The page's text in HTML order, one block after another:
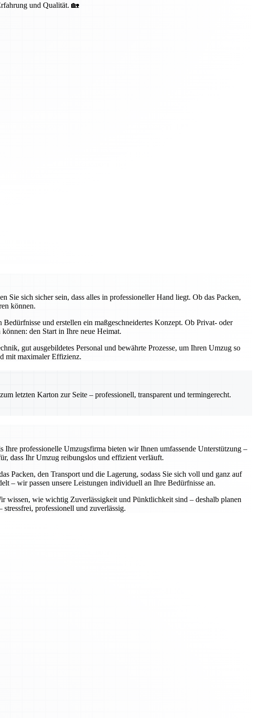
und Qualität. 🏡
sich sicher sein, dass alles in professioneller Hand liegt. Ob das Packen,
können.
und erstellen ein maßgeschneidertes Konzept. Ob Privat- oder
den Start in Ihre neue Heimat.
gut ausgebildetes Personal und bewährte Prozesse, um Ihren Umzug so
mit maximaler Effizienz.
letzten Karton zur Seite – professionell, transparent und termingerecht.
professionelle Umzugsfirma bieten wir Ihnen umfassende Unterstützung –
dass Ihr Umzug reibungslos und effizient verläuft.
Packen, den Transport und die Lagerung, sodass Sie sich voll und ganz auf
– wir passen unsere Leistungen individuell an Ihre Bedürfnisse an.
wissen, wie wichtig Zuverlässigkeit und Pünktlichkeit sind – deshalb planen
professionell und zuverlässig.